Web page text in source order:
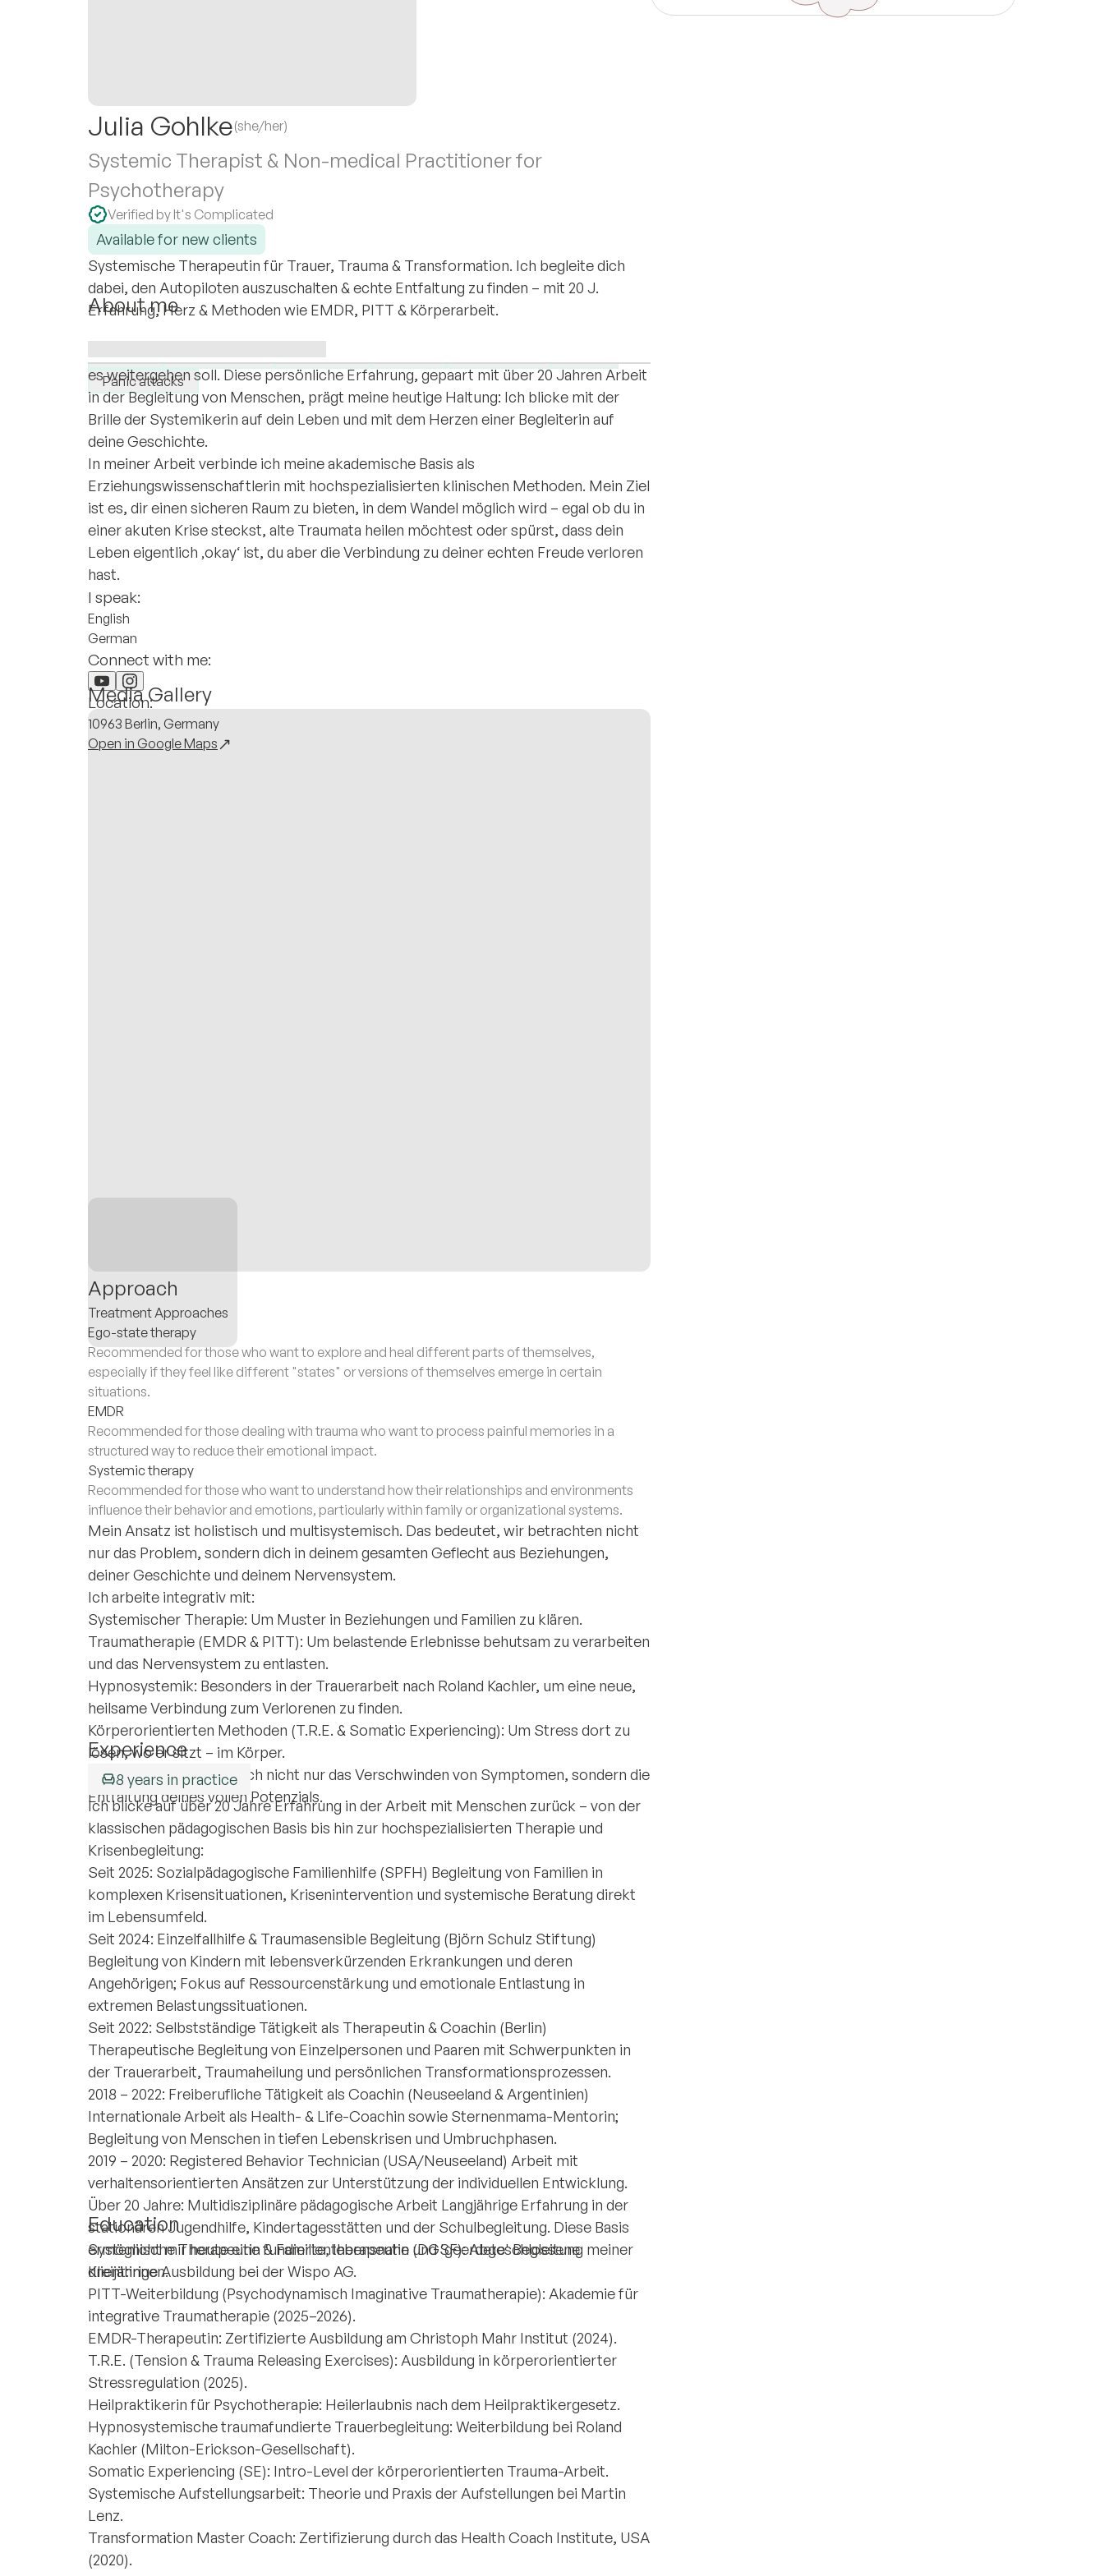
Julia Gohlke(she/her)
Systemic Therapist & Non-medical Practitioner for
Psychotherapy
Verified by It's Complicated
Available for new clients
Systemische Therapeutin für Trauer, Trauma & Transformation. Ich begleite dich
dabei, den Autopiloten auszuschalten & echte Entfaltung zu finden – mit 20 J.
Erfahrung, Herz & Methoden wie EMDR, PITT & Körperarbeit.
Anxiety Childlessness Grief & loss
Panic attacks
About me
es weitergehen soll. Diese persönliche Erfahrung, gepaart mit über 20 Jahren Arbeit
in der Begleitung von Menschen, prägt meine heutige Haltung: Ich blicke mit der
Brille der Systemikerin auf dein Leben und mit dem Herzen einer Begleiterin auf
deine Geschichte.
In meiner Arbeit verbinde ich meine akademische Basis als
Erziehungswissenschaftlerin mit hochspezialisierten klinischen Methoden. Mein Ziel
ist es, dir einen sicheren Raum zu bieten, in dem Wandel möglich wird – egal ob du in
einer akuten Krise steckst, alte Traumata heilen möchtest oder spürst, dass dein
Leben eigentlich ‚okay‘ ist, du aber die Verbindung zu deiner echten Freude verloren
hast.
I speak:
English
German
Connect with me:
Location:
10963 Berlin, Germany
Open in Google Maps
Media Gallery
Approach
Treatment Approaches
Ego-state therapy
Recommended for those who want to explore and heal different parts of themselves,
especially if they feel like different "states" or versions of themselves emerge in certain
situations.
EMDR
Recommended for those dealing with trauma who want to process painful memories in a
structured way to reduce their emotional impact.
Systemic therapy
Recommended for those who want to understand how their relationships and environments
influence their behavior and emotions, particularly within family or organizational systems.
Mein Ansatz ist holistisch und multisystemisch. Das bedeutet, wir betrachten nicht
nur das Problem, sondern dich in deinem gesamten Geflecht aus Beziehungen,
deiner Geschichte und deinem Nervensystem.
Ich arbeite integrativ mit:
Systemischer Therapie: Um Muster in Beziehungen und Familien zu klären.
Traumatherapie (EMDR & PITT): Um belastende Erlebnisse behutsam zu verarbeiten
und das Nervensystem zu entlasten.
Hypnosystemik: Besonders in der Trauerarbeit nach Roland Kachler, um eine neue,
heilsame Verbindung zum Verlorenen zu finden.
Körperorientierten Methoden (T.R.E. & Somatic Experiencing): Um Stress dort zu
lösen, wo er sitzt – im Körper.
Heilung bedeutet für mich nicht nur das Verschwinden von Symptomen, sondern die
Entfaltung deines vollen Potenzials.
Experience
8 years in practice
Ich blicke auf über 20 Jahre Erfahrung in der Arbeit mit Menschen zurück – von der
klassischen pädagogischen Basis bis hin zur hochspezialisierten Therapie und
Krisenbegleitung:
Seit 2025: Sozialpädagogische Familienhilfe (SPFH) Begleitung von Familien in
komplexen Krisensituationen, Krisenintervention und systemische Beratung direkt
im Lebensumfeld.
Seit 2024: Einzelfallhilfe & Traumasensible Begleitung (Björn Schulz Stiftung)
Begleitung von Kindern mit lebensverkürzenden Erkrankungen und deren
Angehörigen; Fokus auf Ressourcenstärkung und emotionale Entlastung in
extremen Belastungssituationen.
Seit 2022: Selbstständige Tätigkeit als Therapeutin & Coachin (Berlin)
Therapeutische Begleitung von Einzelpersonen und Paaren mit Schwerpunkten in
der Trauerarbeit, Traumaheilung und persönlichen Transformationsprozessen.
2018 – 2022: Freiberufliche Tätigkeit als Coachin (Neuseeland & Argentinien)
Internationale Arbeit als Health- & Life-Coachin sowie Sternenmama-Mentorin;
Begleitung von Menschen in tiefen Lebenskrisen und Umbruchphasen.
2019 – 2020: Registered Behavior Technician (USA/Neuseeland) Arbeit mit
verhaltensorientierten Ansätzen zur Unterstützung der individuellen Entwicklung.
Über 20 Jahre: Multidisziplinäre pädagogische Arbeit Langjährige Erfahrung in der
stationären Jugendhilfe, Kindertagesstätten und der Schulbegleitung. Diese Basis
ermöglicht mir heute eine fundierte, lebensnahe und 'geerdete' Begleitung meiner
Klient:innen.
Education
Systemische Therapeutin & Familientherapeutin (DGSF): Abgeschlossene
dreijährige Ausbildung bei der Wispo AG.
PITT-Weiterbildung (Psychodynamisch Imaginative Traumatherapie): Akademie für
integrative Traumatherapie (2025–2026).
EMDR-Therapeutin: Zertifizierte Ausbildung am Christoph Mahr Institut (2024).
T.R.E. (Tension & Trauma Releasing Exercises): Ausbildung in körperorientierter
Stressregulation (2025).
Heilpraktikerin für Psychotherapie: Heilerlaubnis nach dem Heilpraktikergesetz.
Hypnosystemische traumafundierte Trauerbegleitung: Weiterbildung bei Roland
Kachler (Milton-Erickson-Gesellschaft).
Somatic Experiencing (SE): Intro-Level der körperorientierten Trauma-Arbeit.
Systemische Aufstellungsarbeit: Theorie und Praxis der Aufstellungen bei Martin
Lenz.
Transformation Master Coach: Zertifizierung durch das Health Coach Institute, USA
(2020).